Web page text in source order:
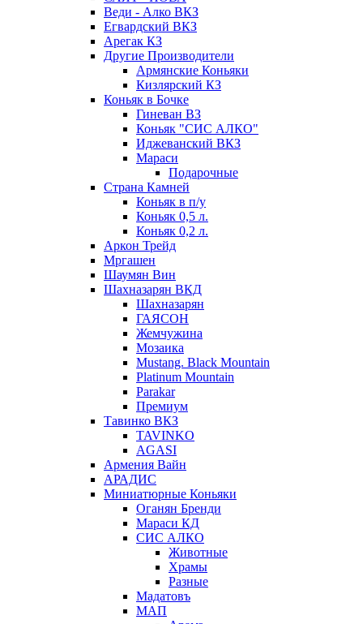
Веди - Алко ВКЗ
Егвардский ВКЗ
Арегак КЗ
Другие Производители
Армянские Коньяки
Кизлярский КЗ
Коньяк в Бочке
Гиневан ВЗ
Коньяк "СИС АЛКО"
Иджеванский ВКЗ
Мараси
Подарочные
Страна Камней
Коньяк в п/у
Коньяк 0,5 л.
Коньяк 0,2 л.
Аркон Трейд
Мргашен
Шаумян Вин
Шахназарян ВКД
Шахназарян
ГАЯСОН
Жемчужина
Мозаика
Mustang. Black Mountain
Platinum Mountain
Parakar
Премиум
Тавинко ВКЗ
TAVINKO
AGASI
Армения Вайн
АРАДИС
Миниатюрные Коньяки
Оганян Бренди
Мараси КД
СИС АЛКО
Животные
Храмы
Разные
Мадатовъ
МАП